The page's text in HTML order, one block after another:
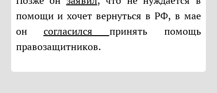
помощи и хочет вернуться в РФ, в мае
он согласился принять помощь
правозащитников.